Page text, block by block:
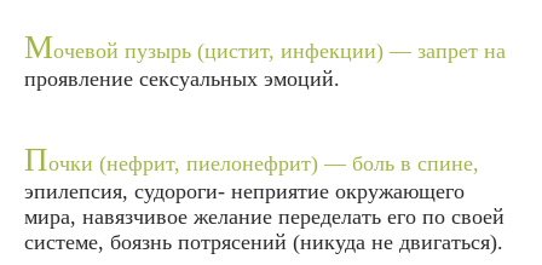
Мочевой пузырь (цистит, инфекции) — запрет на
проявление сексуальных эмоций.
Почки (нефрит, пиелонефрит) — боль в спине,
эпилепсия, судороги- неприятие окружающего
мира, навязчивое желание переделать его по своей
системе, боязнь потрясений (никуда не двигаться).